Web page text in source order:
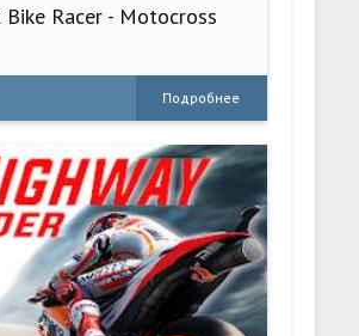
Bike Racer - Motocross
Подробнее